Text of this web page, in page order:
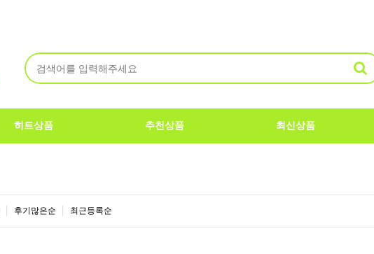
히트상품 추천상품 최신상품
후기많은순 최근등록순